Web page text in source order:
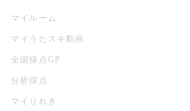
マイルーム
マイうたスキ動画
全国採点GP
分析採点
マイりれき